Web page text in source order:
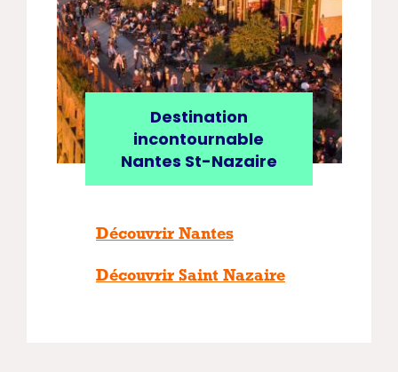
Destination
incontournable
Nantes St-Nazaire
Découvrir Nantes
Découvrir Saint Nazaire